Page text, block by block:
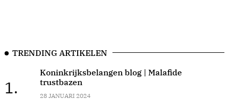
TRENDING ARTIKELEN
1.
Koninkrijksbelangen blog | Malafide
trustbazen
28 JANUARI 2024